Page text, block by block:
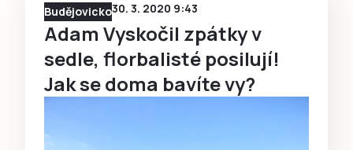
Budějovicko30. 3. 2020 9:43
Adam Vyskočil zpátky v
sedle, florbalisté posilují!
Jak se doma bavíte vy?